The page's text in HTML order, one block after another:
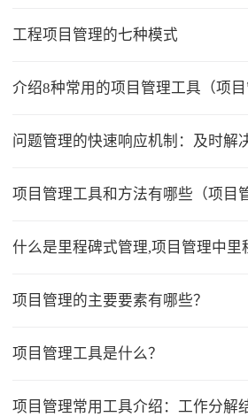
工程项目管理的七种模式
介绍8种常用的项目管理工具（项目
问题管理的快速响应机制：及时解
项目管理工具和方法有哪些（项目
什么是里程碑式管理,项目管理中里
项目管理的主要要素有哪些？
项目管理工具是什么？
项目管理常用工具介绍：工作分解